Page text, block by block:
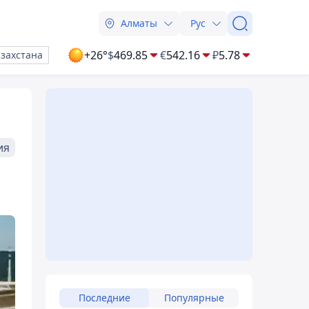
Алматы Рус
+26°$469.85 €542.16 ₽5.78
Последние Популярные